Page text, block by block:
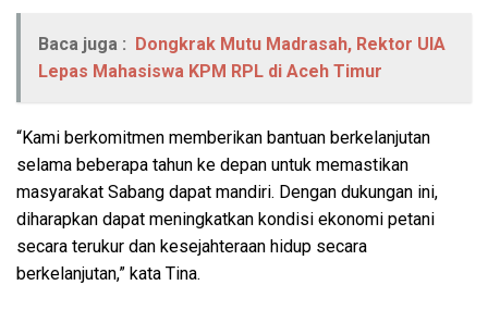
Baca juga : Dongkrak Mutu Madrasah, Rektor UIA
Lepas Mahasiswa KPM RPL di Aceh Timur
“Kami berkomitmen memberikan bantuan berkelanjutan
selama beberapa tahun ke depan untuk memastikan
masyarakat Sabang dapat mandiri. Dengan dukungan ini,
diharapkan dapat meningkatkan kondisi ekonomi petani
secara terukur dan kesejahteraan hidup secara
berkelanjutan,” kata Tina.